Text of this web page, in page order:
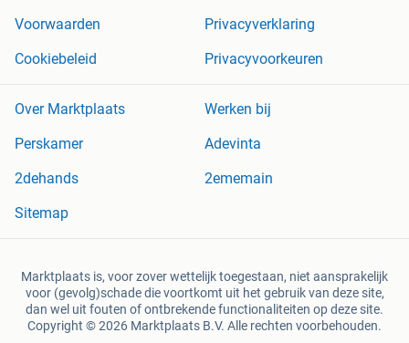
Voorwaarden
Privacyverklaring
Cookiebeleid
Privacyvoorkeuren
Over Marktplaats
Werken bij
Perskamer
Adevinta
2dehands
2ememain
Sitemap
Marktplaats is, voor zover wettelijk toegestaan, niet aansprakelijk
voor (gevolg)schade die voortkomt uit het gebruik van deze site,
dan wel uit fouten of ontbrekende functionaliteiten op deze site.
Copyright © 2026 Marktplaats B.V. Alle rechten voorbehouden.